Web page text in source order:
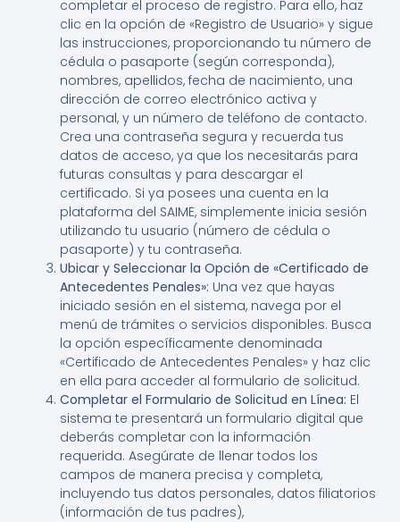
completar el proceso de registro. Para ello, haz
clic en la opción de «Registro de Usuario» y sigue
las instrucciones, proporcionando tu número de
cédula o pasaporte (según corresponda),
nombres, apellidos, fecha de nacimiento, una
dirección de correo electrónico activa y
personal, y un número de teléfono de contacto.
Crea una contraseña segura y recuerda tus
datos de acceso, ya que los necesitarás para
futuras consultas y para descargar el
certificado. Si ya posees una cuenta en la
plataforma del SAIME, simplemente inicia sesión
utilizando tu usuario (número de cédula o
pasaporte) y tu contraseña.
Ubicar y Seleccionar la Opción de «Certificado de
Antecedentes Penales»: Una vez que hayas
iniciado sesión en el sistema, navega por el
menú de trámites o servicios disponibles. Busca
la opción específicamente denominada
«Certificado de Antecedentes Penales» y haz clic
en ella para acceder al formulario de solicitud.
Completar el Formulario de Solicitud en Línea: El
sistema te presentará un formulario digital que
deberás completar con la información
requerida. Asegúrate de llenar todos los
campos de manera precisa y completa,
incluyendo tus datos personales, datos filiatorios
(información de tus padres),